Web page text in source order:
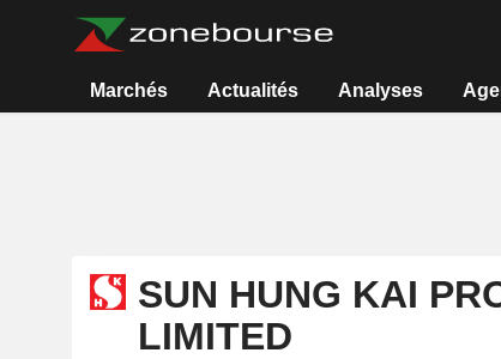
Marchés Actualités Analyses
SUN HUNG KAI
LIMITED